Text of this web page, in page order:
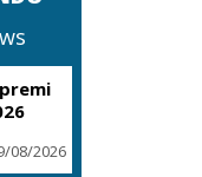
08/2026